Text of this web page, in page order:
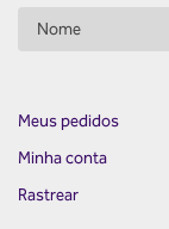
Meus pedidos
Minha conta
Rastrear